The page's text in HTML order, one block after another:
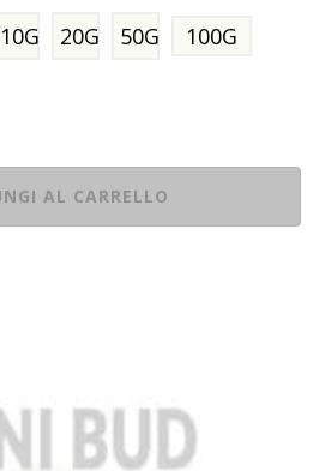
10G 20G 50G
100G
AL CARRELLO